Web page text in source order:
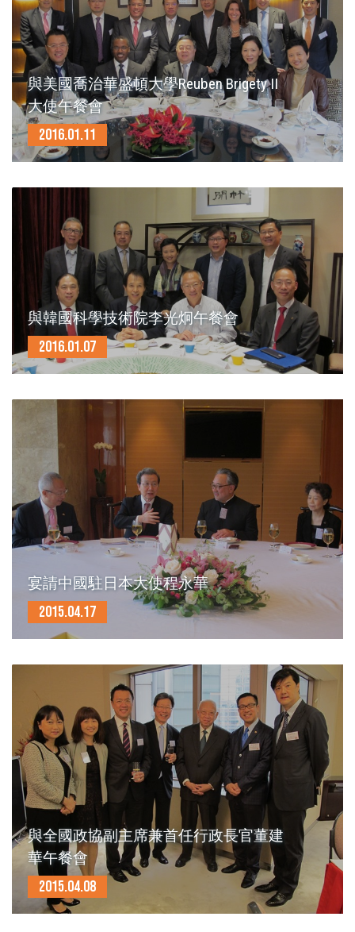
與美國喬治華盛頓大學Reuben Brigety II
大使午餐會
2016.01.11
與韓國科學技術院李光炯午餐會
2016.01.07
宴請中國駐日本大使程永華
2015.04.17
與全國政協副主席兼首任行政長官董建
華午餐會
2015.04.08